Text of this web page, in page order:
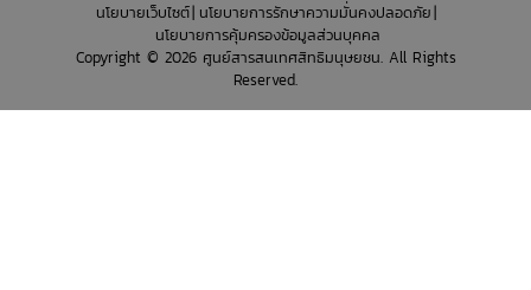
นโยบายเว็บไซต์ นโยบายการรักษาความมั่นคงปลอดภัย
นโยบายการคุ้มครองข้อมูลส่วนบุคคล
Copyright © 2026 ศูนย์สารสนเทศสิทธิมนุษยชน. All Rights
Reserved.